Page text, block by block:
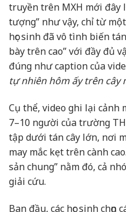
truyền trên MXH mới đây
tượng” như vậy, chỉ từ
học sinh đã vô tình biến
bày trên cao” với đầy đủ
đúng như caption của
tự nhiên hôm ấy trên cây
Cụ thể, video ghi lại cảnh
7–10 người của trường
tập dưới tán cây lớn, nơi
may mắc kẹt trên cành
sản chung” nằm đó, cả
giải cứu.
Ban đầu, các học sinh